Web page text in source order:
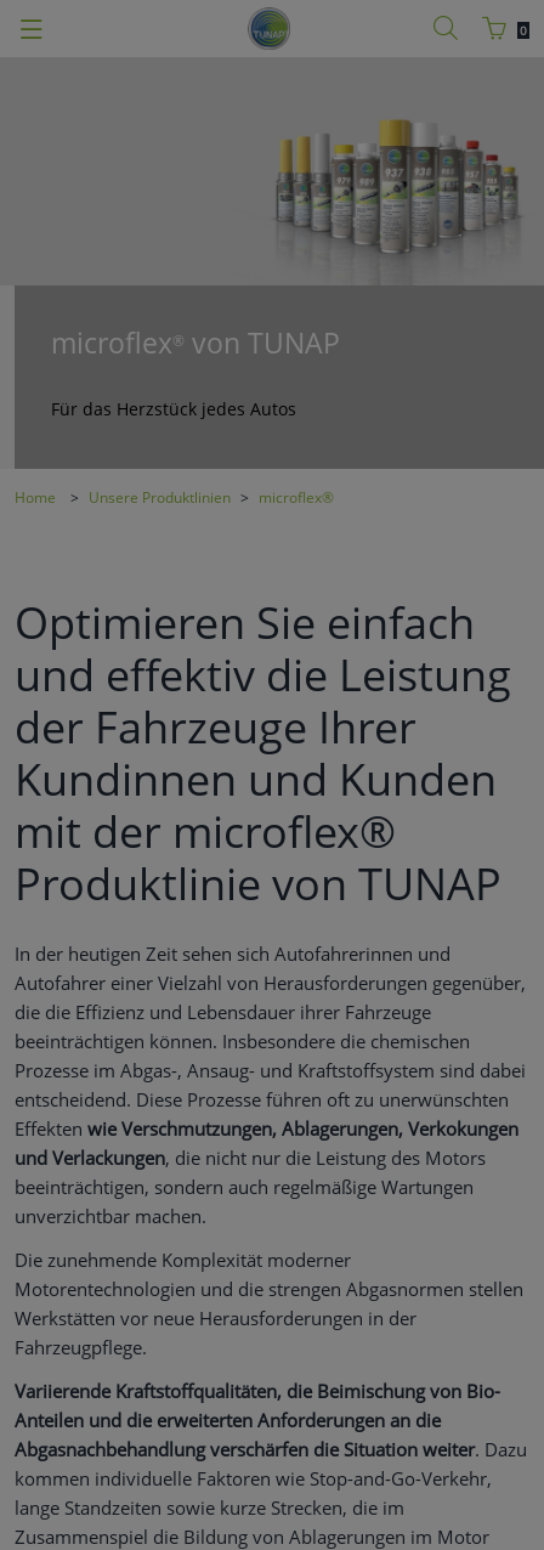
0
microflex® von TUNAP
Für das Herzstück jedes Autos
Home Unsere Produktlinien microflex®
Optimieren Sie einfach
und effektiv die Leistung
der Fahrzeuge Ihrer
Kundinnen und Kunden
mit der microflex®
Produktlinie von TUNAP
In der heutigen Zeit sehen sich Autofahrerinnen und
Autofahrer einer Vielzahl von Herausforderungen gegenüber,
die die Effizienz und Lebensdauer ihrer Fahrzeuge
beeinträchtigen können. Insbesondere die chemischen
Prozesse im Abgas-, Ansaug- und Kraftstoffsystem sind dabei
entscheidend. Diese Prozesse führen oft zu unerwünschten
Effekten wie Verschmutzungen, Ablagerungen, Verkokungen
und Verlackungen, die nicht nur die Leistung des Motors
beeinträchtigen, sondern auch regelmäßige Wartungen
unverzichtbar machen.
Die zunehmende Komplexität moderner
Motorentechnologien und die strengen Abgasnormen stellen
Werkstätten vor neue Herausforderungen in der
Fahrzeugpflege.
Variierende Kraftstoffqualitäten, die Beimischung von Bio-
Anteilen und die erweiterten Anforderungen an die
Abgasnachbehandlung verschärfen die Situation weiter. Dazu
kommen individuelle Faktoren wie Stop-and-Go-Verkehr,
lange Standzeiten sowie kurze Strecken, die im
Zusammenspiel die Bildung von Ablagerungen im Motor